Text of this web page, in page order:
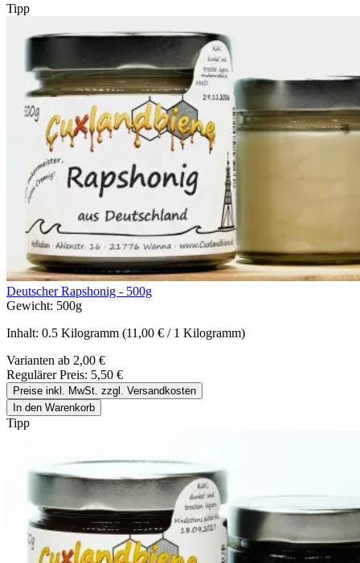
Tipp
Deutscher Rapshonig - 500g
Gewicht: 500g
Inhalt: 0.5 Kilogramm (11,00 € / 1 Kilogramm)
Varianten ab 2,00 €
Regulärer Preis: 5,50 €
Preise inkl. MwSt. zzgl. Versandkosten
In den Warenkorb
Tipp